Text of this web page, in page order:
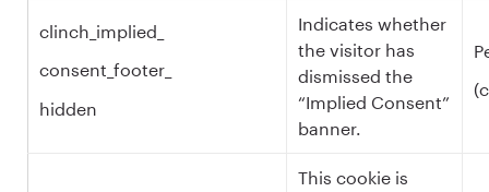
clinch_implied_
consent_footer_
hidden
Indicates whether
the visitor has
dismissed the
“Implied Consent”
banner.
This cookie is